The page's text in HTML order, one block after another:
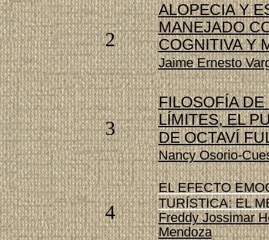
2
ALOPECIA Y
MANEJADO
COGNITIVAY
Jaime Ernesto
3
FILOSOFÍA
LÍMITES, EL
DE OCTAVÍ
Nancy Osorio-
4
EL EFECTO
TURÍSTICA: EL
Freddy Jossimar
Mendoza